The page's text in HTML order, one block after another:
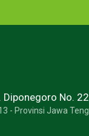
Diponegoro No.
- Provinsi Jawa